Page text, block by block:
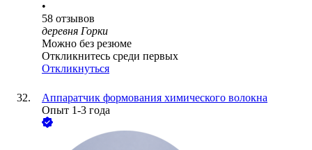
•
58 отзывов
деревня Горки
Можно без резюме
Откликнитесь среди первых
Откликнуться
Аппаратчик формования химического волокна
Опыт 1-3 года